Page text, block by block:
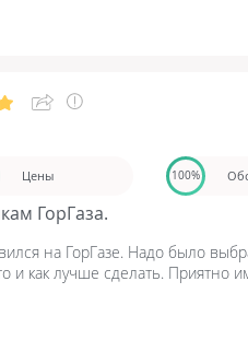
Цены 100%
ГорГаза.
на ГорГазе. Надо было
и как лучше сделать. Приятно